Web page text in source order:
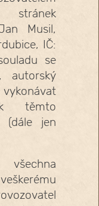
Musil,
IČ:
se
autorský
těmto
(dále jen
všechna